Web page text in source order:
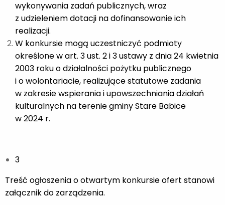
wykonywania zadań publicznych, wraz
z udzieleniem dotacji na dofinansowanie ich
realizacji.
W konkursie mogą uczestniczyć podmioty
określone w art. 3 ust. 2 i 3 ustawy z dnia 24 kwietnia
2003 roku o działalności pożytku publicznego
i o wolontariacie, realizujące statutowe zadania
w zakresie wspierania i upowszechniania działań
kulturalnych na terenie gminy Stare Babice
w 2024 r.
3
Treść ogłoszenia o otwartym konkursie ofert stanowi
załącznik do zarządzenia.